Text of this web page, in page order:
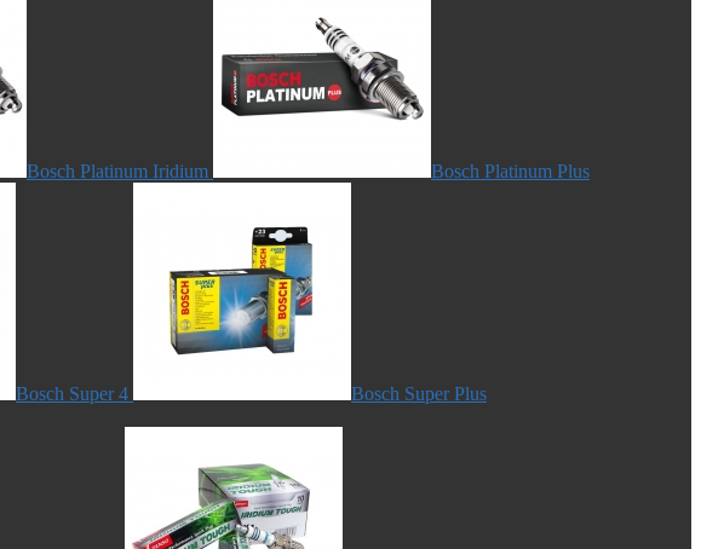
Bosch Platinum Iridium Bosch Platinum Plus
Bosch Super 4
Bosch Super Plus